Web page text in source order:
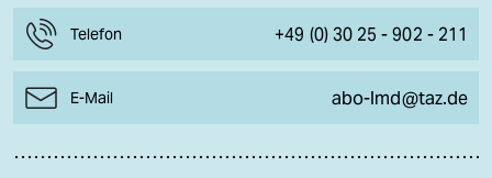
Telefon +49 (0) 30 25 - 902 - 211
E-Mail abo-lmd@taz.de